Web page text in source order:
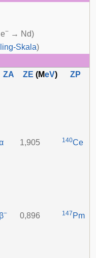
− → Nd)
Skala)
ZA ZE (MeV) ZP
1,905 140Ce
β− 0,896 147 Pm